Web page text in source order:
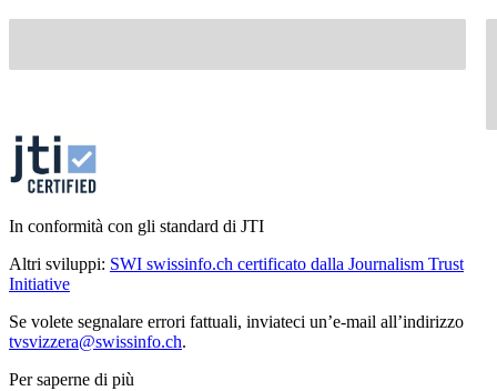
In conformità con gli standard di JTI
Altri sviluppi: SWI swissinfo.ch certificato dalla Journalism Trust
Initiative
Se volete segnalare errori fattuali, inviateci un’e-mail all’indirizzo
tvsvizzera@swissinfo.ch.
Per saperne di più